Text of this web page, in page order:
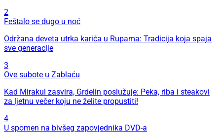
2
Feštalo se dugo u noć
Održana deveta utrka karića u Rupama: Tradicija koja spaja
sve generacije
3
Ove subote u Zablaću
Kad Mirakul zasvira, Grdelin poslužuje: Peka, riba i steakovi
za ljetnu večer koju ne želite propustiti!
4
U spomen na bivšeg zapovjednika DVD-a